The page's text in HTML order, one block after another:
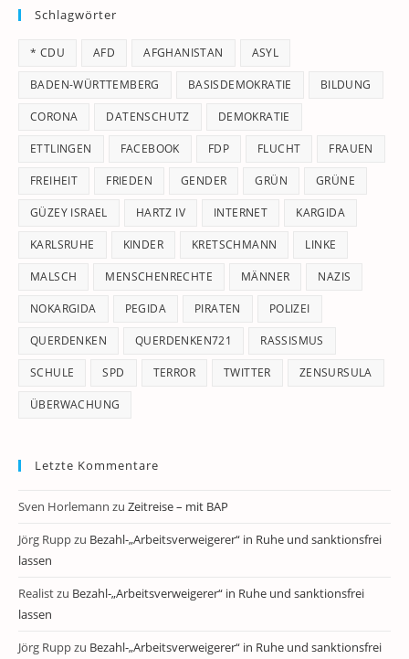
Schlagwörter
* CDU AFD AFGHANISTAN ASYL
BADEN-WÜRTTEMBERG BASISDEMOKRATIE BILDUNG
CORONA DATENSCHUTZ DEMOKRATIE
ETTLINGEN FACEBOOK FDP FLUCHT FRAUEN
FREIHEIT FRIEDEN GENDER GRÜN GRÜNE
GÜZEY ISRAEL HARTZ IV INTERNET KARGIDA
KARLSRUHE KINDER KRETSCHMANN LINKE
MALSCH MENSCHENRECHTE MÄNNER NAZIS
NOKARGIDA PEGIDA PIRATEN POLIZEI
QUERDENKEN QUERDENKEN721 RASSISMUS
SCHULE SPD TERROR TWITTER ZENSURSULA
ÜBERWACHUNG
Letzte Kommentare
Sven Horlemann zu Zeitreise – mit BAP
Jörg Ruppzu Bezahl-„Arbeitsverweigerer“ in Ruhe und sanktionsfrei
lassen
Realistzu Bezahl-„Arbeitsverweigerer“ in Ruhe und sanktionsfrei
lassen
Jörg Ruppzu Bezahl-„Arbeitsverweigerer“ in Ruhe und sanktionsfrei